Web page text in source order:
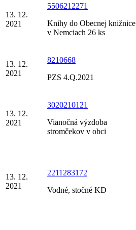
13. 12.
2021
5506212271
Knihy do Obecnej knižnice
v Nemciach 26 ks
13. 12.
2021
8210668
PZS 4.Q.2021
13. 12.
2021
3020210121
Vianočná výzdoba
stromčekov v obci
13. 12.
2021
2211283172
Vodné, stočné KD